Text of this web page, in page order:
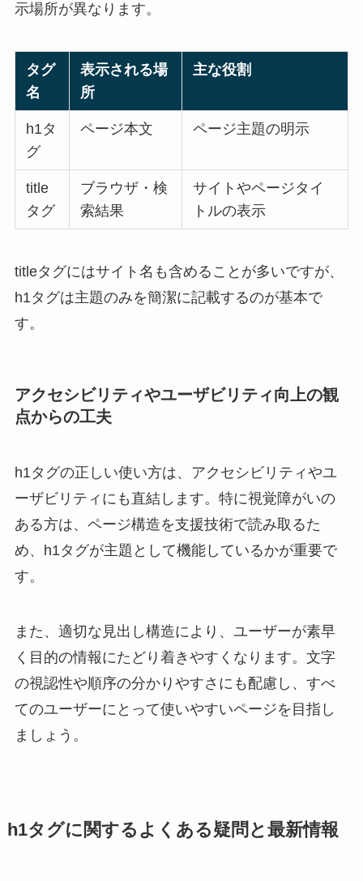
示場所が異なります。
タグ
名
表示される場
所
主な役割
h1タ
グ
ページ本文 ページ主題の明示
title
タグ
ブラウザ・検
索結果
サイトやページタイ
トルの表示
titleタグにはサイト名も含めることが多いですが、
h1タグは主題のみを簡潔に記載するのが基本で
す。
アクセシビリティやユーザビリティ向上の観
点からの工夫
h1タグの正しい使い方は、アクセシビリティやユ
ーザビリティにも直結します。特に視覚障がいの
ある方は、ページ構造を支援技術で読み取るた
め、h1タグが主題として機能しているかが重要で
す。
また、適切な見出し構造により、ユーザーが素早
く目的の情報にたどり着きやすくなります。文字
の視認性や順序の分かりやすさにも配慮し、すべ
てのユーザーにとって使いやすいページを目指し
ましょう。
h1タグに関するよくある疑問と最新情報